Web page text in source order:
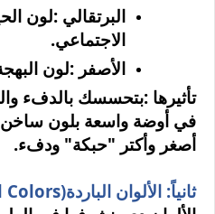
البرتقالي :لون
الاجتماعي.
الأصفر :لون
تأثيرها :بتحسسك بالدفء
في أوضة واسعة بلون
أصغر وأكتر "حبكة" ودفء.
ثانياً: الألوان الباردةColors)